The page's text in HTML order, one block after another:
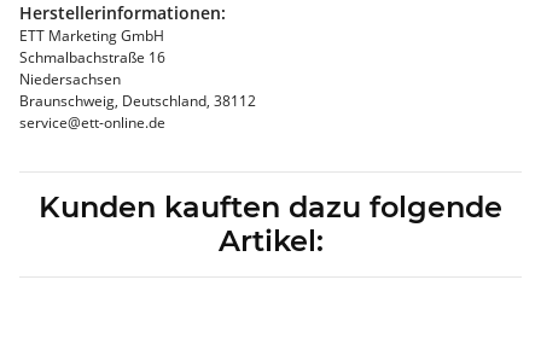
Herstellerinformationen:
ETT Marketing GmbH
Schmalbachstraße 16
Niedersachsen
Braunschweig, Deutschland, 38112
service@ett-online.de
Kunden kauften dazu folgende
Artikel: